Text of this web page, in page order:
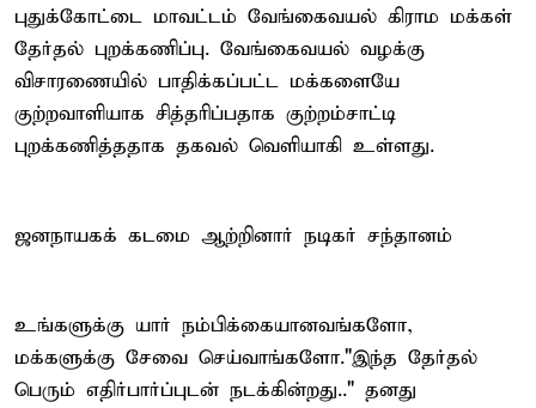
புதுக்கோட்டை மாவட்டம் வேங்கைவயல் கிராம மக்கள்
தேர்தல் புறக்கணிப்பு. வேங்கைவயல் வழக்கு
விசாரணையில் பாதிக்கப்பட்ட மக்களையே
குற்றவாளியாக சித்தரிப்பதாக குற்றம்சாட்டி
புறக்கணித்ததாக தகவல் வெளியாகி உள்ளது.
ஜனநாயகக் கடமை ஆற்றினார் நடிகர் சந்தானம்
உங்களுக்கு யார் நம்பிக்கையானவங்களோ,
மக்களுக்கு சேவை செய்வாங்களோ."இந்த தேர்தல்
பெரும் எதிர்பார்ப்புடன் நடக்கின்றது.." தனது